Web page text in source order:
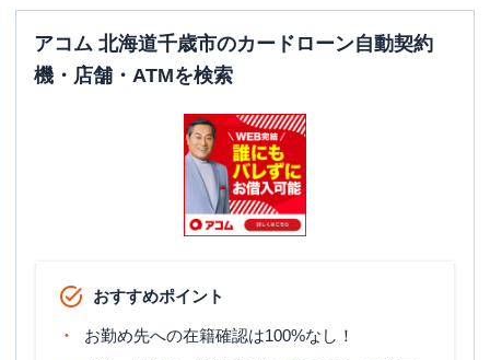
アコム 北海道千歳市のカードローン自動契約
機・店舗・ATMを検索
おすすめポイント
お勤め先への在籍確認は100%なし！